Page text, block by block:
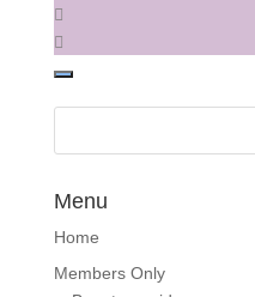
Menu
Home
Members Only